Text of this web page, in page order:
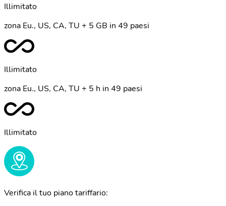
Illimitato
zona Eu., US, CA, TU + 5 GB in 49 paesi
Illimitato
zona Eu., US, CA, TU + 5 h in 49 paesi
Illimitato
Verifica il tuo piano tariffario: